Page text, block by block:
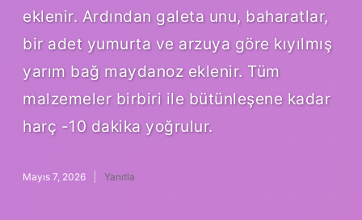
eklenir. Ardından galeta unu, baharatlar,
bir adet yumurta ve arzuya göre kıyılmış
yarım bağ maydanoz eklenir. Tüm
malzemeler birbiri ile bütünleşene kadar
harç -10 dakika yoğrulur.
Mayıs 7, 2026 Yanıtla